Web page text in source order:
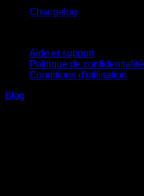
Changelog
Aide et support
Politique de confidentialité
Conditions d'utilisation
Blog